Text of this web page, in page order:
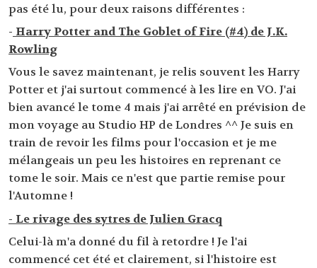
pas été lu, pour deux raisons différentes :
- Harry Potter and The Goblet of Fire (#4) de J.K.
Rowling
Vous le savez maintenant, je relis souvent les Harry
Potter et j'ai surtout commencé à les lire en VO. J'ai
bien avancé le tome 4 mais j'ai arrêté en prévision de
mon voyage au Studio HP de Londres ^^ Je suis en
train de revoir les films pour l'occasion et je me
mélangeais un peu les histoires en reprenant ce
tome le soir. Mais ce n'est que partie remise pour
l'Automne !
- Le rivage des sytres de Julien Gracq
Celui-là m'a donné du fil à retordre ! Je l'ai
commencé cet été et clairement, si l'histoire est